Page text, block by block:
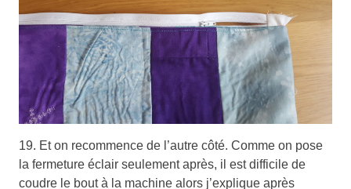
19. Et on recommence de l’autre côté. Comme on pose
la fermeture éclair seulement après, il est difficile de
coudre le bout à la machine alors j’explique après